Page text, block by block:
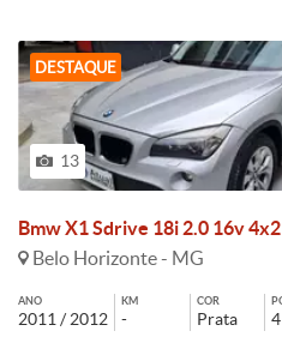
DESTAQUE
13
Bmw X1 Sdrive 18i 2.0 16v
Belo Horizonte - MG
ANO
2011 / 2012
KM
-
COR
Prata 4